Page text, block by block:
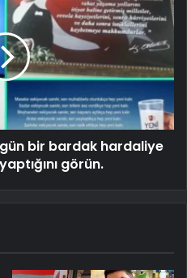
bir bardak hardaliye
görün.